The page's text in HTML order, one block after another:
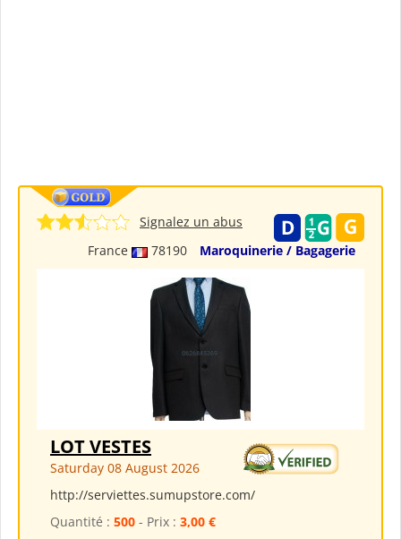
France 78190 Maroquinerie / Bagagerie
Signalez un abus
LOT VESTES
Saturday 08 August 2026
http://serviettes.sumupstore.com/
Quantité : 500 - Prix : 3,00 €